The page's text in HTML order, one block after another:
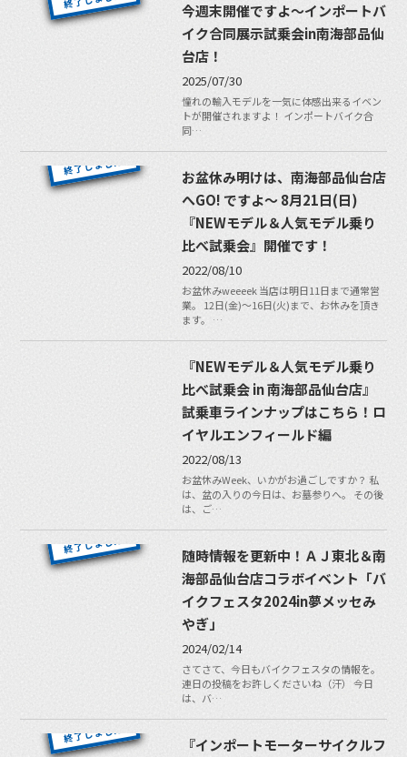
今週末開催ですよ〜インポートバ
イク合同展示試乗会in南海部品仙
台店！
2025/07/30
憧れの輸入モデルを一気に体感出来るイベン
トが開催されますよ！ インポートバイク合
同…
お盆休み明けは、南海部品仙台店
へGO! ですよ〜 8月21日(日)
『NEWモデル＆人気モデル乗り
比べ試乗会』開催です！
2022/08/10
お盆休みweeeek 当店は明日11日まで通常営
業。 12日(金)〜16日(火)まで、お休みを頂き
ます。 …
『NEWモデル＆人気モデル乗り
比べ試乗会 in 南海部品仙台店』
試乗車ラインナップはこちら！ロ
イヤルエンフィールド編
2022/08/13
お盆休みWeek、いかがお過ごしですか？ 私
は、盆の入りの今日は、お墓参りへ。 その後
は、ご…
随時情報を更新中！ＡＪ東北＆南
海部品仙台店コラボイベント「バ
イクフェスタ2024in夢メッセみ
やぎ」
2024/02/14
さてさて、今日もバイクフェスタの情報を。
連日の投稿をお許しくださいね（汗） 今日
は、バ…
『インポートモーターサイクルフ